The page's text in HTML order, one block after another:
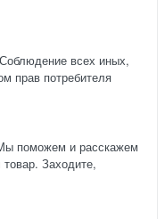
Соблюдение всех иных,
прав потребителя
поможем и расскажем
Заходите,